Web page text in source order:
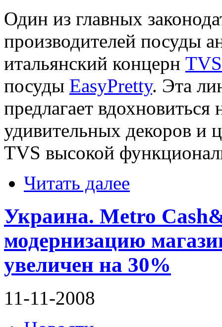
Один из главных
производителей посуды
итальянский концерн TVS
посуды EasyPretty. Эта
предлагает вдохновиться
удивительных декоров и
TVS высокой
Читать далее
Украина. Metro
модернизацию
увеличен на 30%
11-11-2008